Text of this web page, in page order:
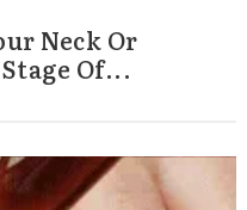
Neck Or
Of...